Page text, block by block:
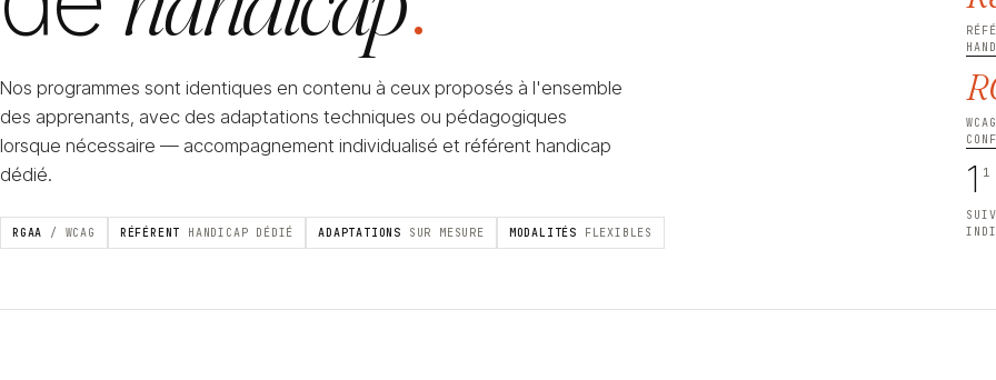
Nos programmes sont identiques en contenu à ceux proposés à l'ensemble
des apprenants, avec des adaptations techniques ou pédagogiques
lorsque nécessaire — accompagnement individualisé et référent handicap
dédié.
RGAA / WCAG RÉFÉRENT HANDICAP DÉDIÉ ADAPTATIONS SUR MESURE MODALITÉS FLEXIBLES
WCAG
1 1